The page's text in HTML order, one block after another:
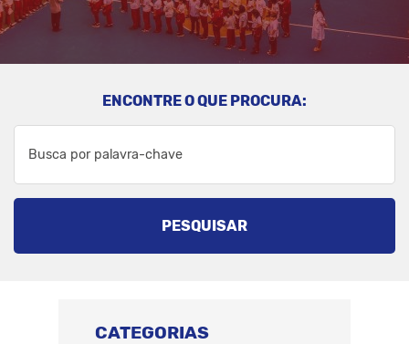
ENCONTRE O QUE PROCURA:
PESQUISAR
CATEGORIAS